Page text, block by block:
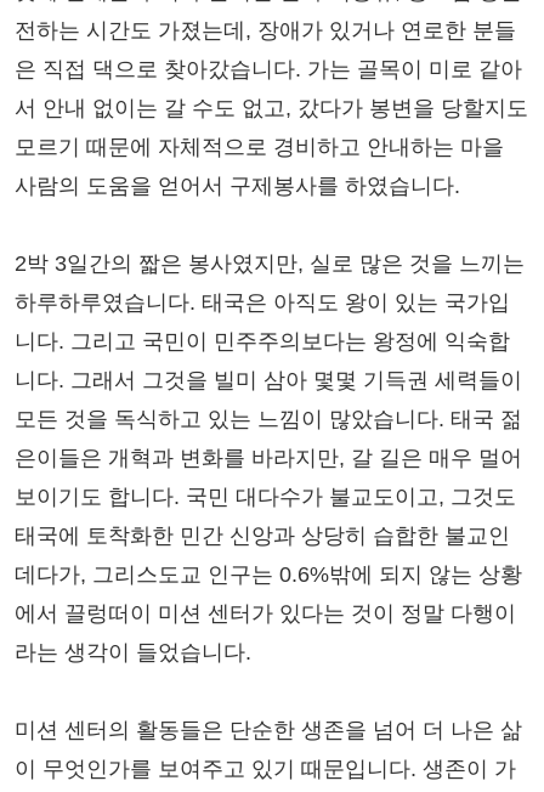
전하는 시간도 가졌는데, 장애가 있거나 연로한 분들
은 직접 댁으로 찾아갔습니다. 가는 골목이 미로 같아
서 안내 없이는 갈 수도 없고, 갔다가 봉변을 당할지도
모르기 때문에 자체적으로 경비하고 안내하는 마을
사람의 도움을 얻어서 구제봉사를 하였습니다.
2박 3일간의 짧은 봉사였지만, 실로 많은 것을 느끼는
하루하루였습니다. 태국은 아직도 왕이 있는 국가입
니다. 그리고 국민이 민주주의보다는 왕정에 익숙합
니다. 그래서 그것을 빌미 삼아 몇몇 기득권 세력들이
모든 것을 독식하고 있는 느낌이 많았습니다. 태국 젊
은이들은 개혁과 변화를 바라지만, 갈 길은 매우 멀어
보이기도 합니다. 국민 대다수가 불교도이고, 그것도
태국에 토착화한 민간 신앙과 상당히 습합한 불교인
데다가, 그리스도교 인구는 0.6%밖에 되지 않는 상황
에서 끌렁떠이 미션 센터가 있다는 것이 정말 다행이
라는 생각이 들었습니다.
미션 센터의 활동들은 단순한 생존을 넘어 더 나은 삶
이 무엇인가를 보여주고 있기 때문입니다. 생존이 가